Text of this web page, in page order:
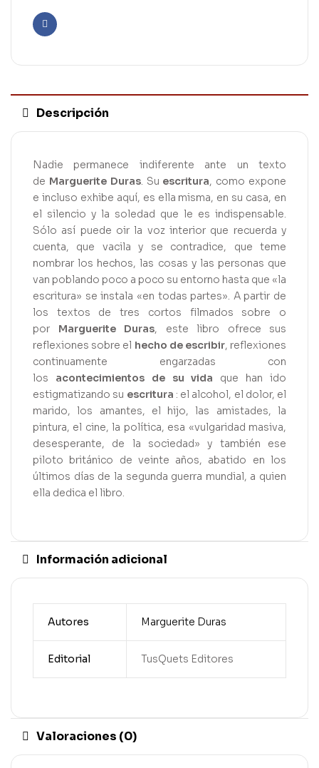
Facebook
Descripción
Nadie permanece indiferente ante un texto
de Marguerite Duras. Su escritura, como expone
e incluso exhibe aquí, es ella misma, en su casa, en
el silencio y la soledad que le es indispensable.
Sólo así puede oir la voz interior que recuerda y
cuenta, que vacila y se contradice, que teme
nombrar los hechos, las cosas y las personas que
van poblando poco a poco su entorno hasta que «la
escritura» se instala «en todas partes». A partir de
los textos de tres cortos filmados sobre o
por Marguerite Duras, este libro ofrece sus
reflexiones sobre el hecho de escribir, reflexiones
continuamente engarzadas con
los acontecimientos de su vida que han ido
estigmatizando su escritura : el alcohol, el dolor, el
marido, los amantes, el hijo, las amistades, la
pintura, el cine, la política, esa «vulgaridad masiva,
desesperante, de la sociedad» y también ese
piloto británico de veinte años, abatido en los
últimos días de la segunda guerra mundial, a quien
ella dedica el libro.
Información adicional
Autores Marguerite Duras
Editorial TusQuets Editores
Valoraciones (0)